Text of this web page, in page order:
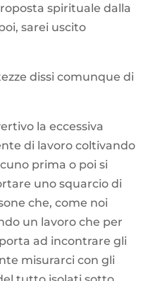
spirituale dalla
sarei uscito
dissi comunque di
la eccessiva
di lavoro coltivando
prima o poi si
uno squarcio di
che, come noi
un lavoro che per
ad incontrare gli
misurarci con gli